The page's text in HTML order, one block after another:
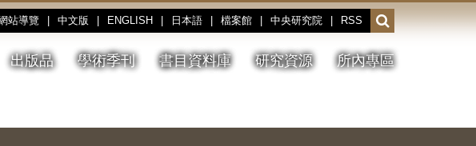
站導覽 中文版 ENGLISH 日本語 檔案館 中央研究院 RSS
開
啟
或
收
出版品 學術季刊 書目資料庫 研究資源 所內專區
停、
圖
圖
結